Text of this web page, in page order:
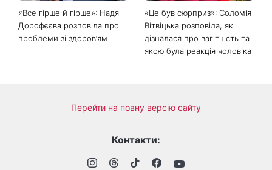
«Все гірше й гірше»: Надя
Дорофєєва розповіла про
проблеми зі здоров’ям
«Це був сюрприз»: Соломія
Вітвіцька розповіла, як
дізналася про вагітність та
якою була реакція чоловіка
Перейти на повну версію сайту
Контакти: